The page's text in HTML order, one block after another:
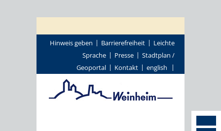
Hinweis geben Barrierefreiheit
Leichte
Sprache
Presse
Stadtplan /
Geoportal
Kontakt english